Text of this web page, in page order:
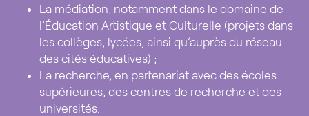
La médiation, notamment dans le domaine de
l’Éducation Artistique et Culturelle (projets dans
les collèges, lycées, ainsi qu’auprès du réseau
des cités éducatives) ;
La recherche, en partenariat avec des écoles
supérieures, des centres de recherche et des
universités.